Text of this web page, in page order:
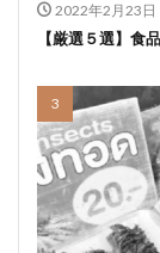
2022年2月23日
【厳選５選】食